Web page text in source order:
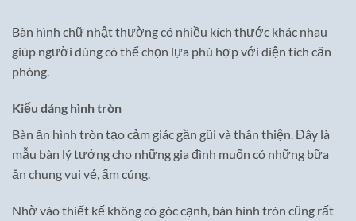
Bàn hình chữ nhật thường có nhiều kích thước khác nhau
giúp người dùng có thể chọn lựa phù hợp với diện tích căn
phòng.
Kiểu dáng hình tròn
Bàn ăn hình tròn tạo cảm giác gần gũi và thân thiện. Đây là
mẫu bàn lý tưởng cho những gia đình muốn có những bữa
ăn chung vui vẻ, ấm cúng.
Nhờ vào thiết kế không có góc cạnh, bàn hình tròn cũng rất